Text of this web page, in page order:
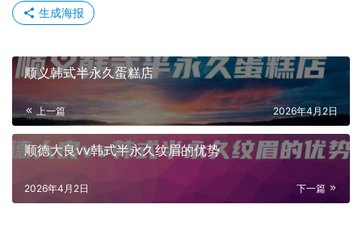
生成海报
顺义韩式半永久蛋糕店
上一篇 2026年4月2日
顺德大良vv韩式半永久纹眉的优势
下一篇
2026年4月2日